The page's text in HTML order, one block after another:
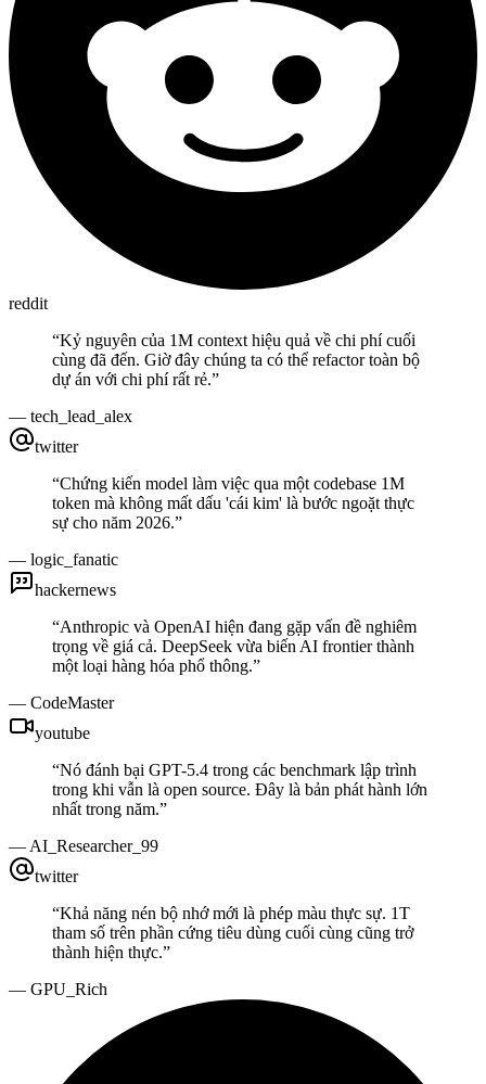
reddit
“Kỷ nguyên của 1M context hiệu quả về chi phí cuối
cùng đã đến. Giờ đây chúng ta có thể refactor toàn bộ
dự án với chi phí rất rẻ.”
— tech_lead_alex
twitter
“Chứng kiến model làm việc qua một codebase 1M
token mà không mất dấu 'cái kim' là bước ngoặt thực
sự cho năm 2026.”
— logic_fanatic
hackernews
“Anthropic và OpenAI hiện đang gặp vấn đề nghiêm
trọng về giá cả. DeepSeek vừa biến AI frontier thành
một loại hàng hóa phổ thông.”
— CodeMaster
youtube
“Nó đánh bại GPT-5.4 trong các benchmark lập trình
trong khi vẫn là open source. Đây là bản phát hành lớn
nhất trong năm.”
— AI_Researcher_99
twitter
“Khả năng nén bộ nhớ mới là phép màu thực sự. 1T
tham số trên phần cứng tiêu dùng cuối cùng cũng trở
thành hiện thực.”
— GPU_Rich